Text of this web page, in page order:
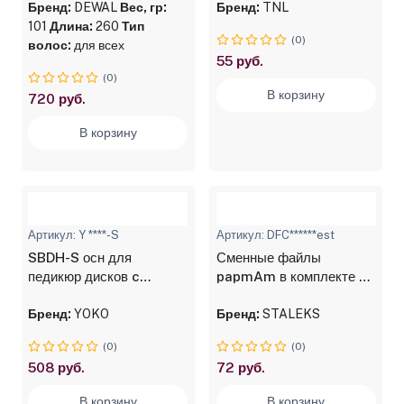
продувная, узкая ,
пластиковый штифт, 8
рядов
Бренд: DEWAL Вес, гр:
101 Длина: 260 Тип
волос: для всех
(0)
720 руб.
В корзину
Бренд: TNL
(0)
55 руб.
В корзину
Артикул: Y ****-S
SBDH-S осн для
педикюр дисков c
Бренд: YOKO
(0)
508 руб.
Артикул: DFC******est
Сменные файлы
papmAm в комплекте с
Бренд: STALEKS
(0)
72 руб.